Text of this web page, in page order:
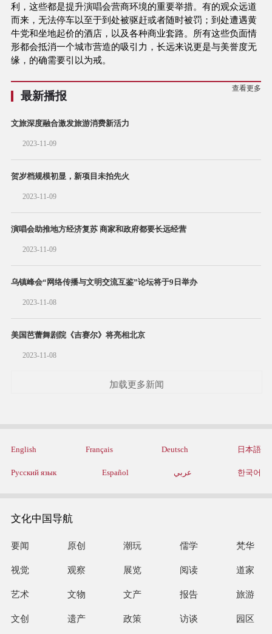
利，这些都是提升演唱会营商环境的重要举措。有的观众远道
而来，无法停车以至于到处被驱赶或者随时被罚；到处遭遇黄
牛党和坐地起价的酒店，以及各种商业套路。所有这些负面情
形都会抵消一个城市营造的吸引力，长远来说更是与美誉度无
缘，的确需要引以为戒。
最新播报
查看更多
文旅深度融合激发旅游消费新活力
2023-11-09
贺岁档规模初显，新项目未拍先火
2023-11-09
演唱会助推地方经济复苏 商家和政府都要长远经营
2023-11-09
乌镇峰会“网络传播与文明交流互鉴”论坛将于9日举办
2023-11-08
美国芭蕾舞剧院《吉赛尔》将亮相北京
2023-11-08
加载更多新闻
English Français Deutsch 日本語
Русский язык Español عربي 한국어
文化中国导航
要闻 原创 潮玩 儒学 梵华
视觉 观察 展览 阅读 道家
艺术 文物 文产 报告 旅游
文创 遗产 政策 访谈 园区